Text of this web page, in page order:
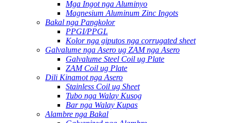
Mga Ingot nga Aluminyo
Magnesium Aluminum Zinc Ingots
Bakal nga Pangkolor
PPGI/PPGL
Kolor nga giputos nga corrugated sheet
Galvalume nga Asero ug ZAM nga Asero
Galvalume Steel Coil ug Plate
ZAM Coil ug Plate
Dili Kinamot nga Asero
Stainless Coil ug Sheet
Tubo nga Walay Kusog
Bar nga Walay Kupas
Alambre nga Bakal